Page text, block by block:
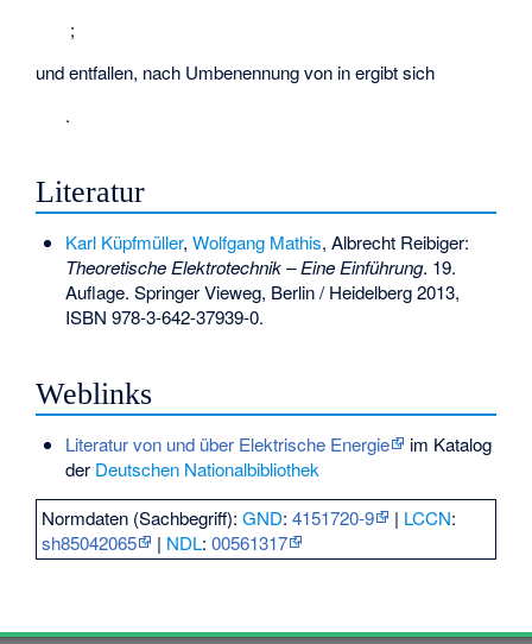
;
undentfallen, nach Umbenennung von inergibt sich
.
Literatur
Karl Küpfmüller, Wolfgang Mathis, Albrecht Reibiger:
Theoretische Elektrotechnik – Eine Einführung. 19.
Auflage. Springer Vieweg, Berlin / Heidelberg 2013,
ISBN 978-3-642-37939-0.
Weblinks
Literatur von und über Elektrische Energie
im Katalog
der Deutschen Nationalbibliothek
Normdaten (Sachbegriff):GND:4151720-9 | LCCN:
sh85042065
| NDL:00561317